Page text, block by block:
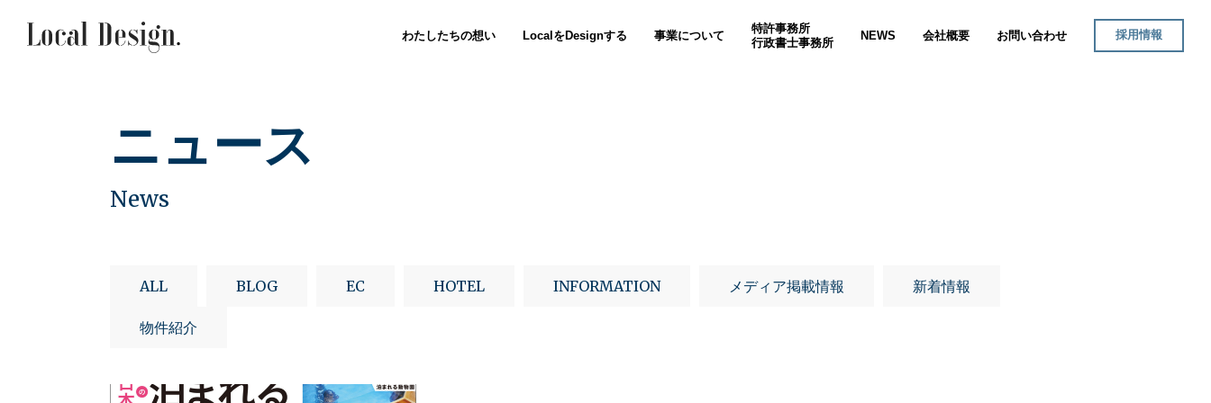
わたしたちの想い LocalをDesignする 事業について
特許事務所
行政書士事務所
NEWS 会社概要 お問い合わせ 採用情報
ニュース
News
ALL BLOG EC HOTEL INFORMATION メディア掲載情報 新着情報
物件紹介